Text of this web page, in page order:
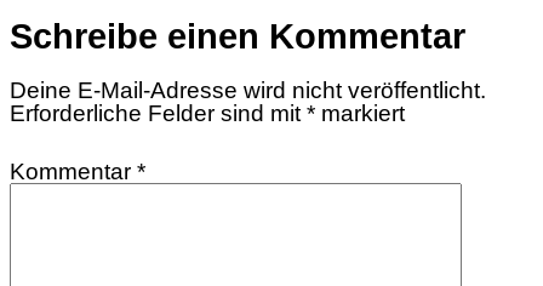
Schreibe einen Kommentar
Deine E-Mail-Adresse wird nicht veröffentlicht.
Erforderliche Felder sind mit * markiert
Kommentar *